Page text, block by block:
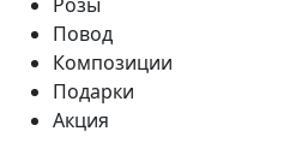
Повод
Композиции
Подарки
Акция